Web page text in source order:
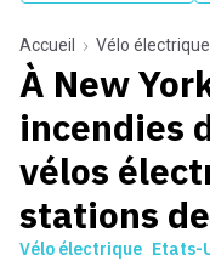
Accueil Vélo électrique
À New
incendies
vélos
stations
Vélo électrique Etats-